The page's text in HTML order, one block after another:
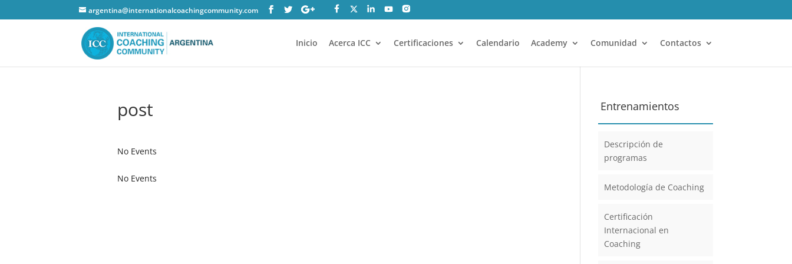
argentina@internationalcoachingcommunity.com
Inicio Acerca ICC Certificaciones Calendario Academy Comunidad Contactos
post
No Events
No Events
Entrenamientos
Descripción de
programas
Metodología de Coaching
Certificación
Internacional en
Coaching